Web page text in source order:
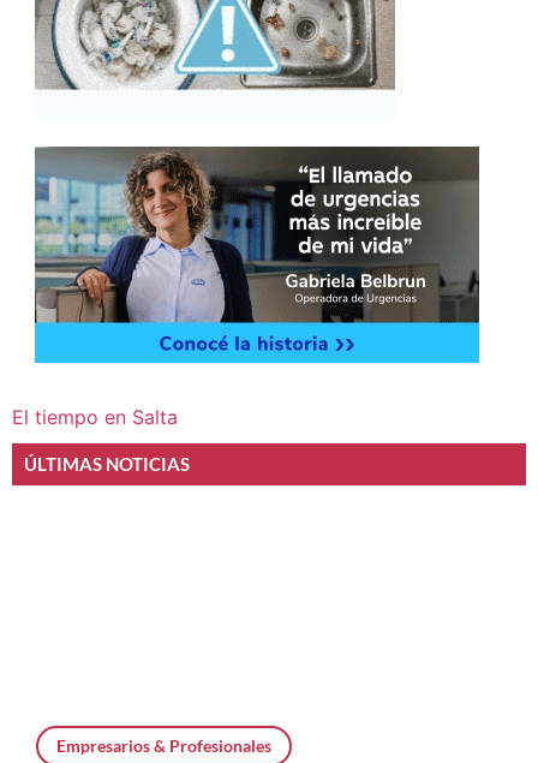
El tiempo en Salta
ÚLTIMAS NOTICIAS
Empresarios & Profesionales